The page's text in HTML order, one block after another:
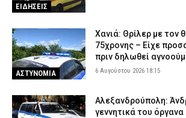
ΕΙΔΗΣΕΙΣ
ΑΣΤΥΝΟΜΙΑ
Χανιά: Θρίλερ με τον
75χρονης – Είχε
πριν δηλωθεί
6 Αυγούστου 2026 18:15
Αλεξανδρούπολη:
γεννητικά του